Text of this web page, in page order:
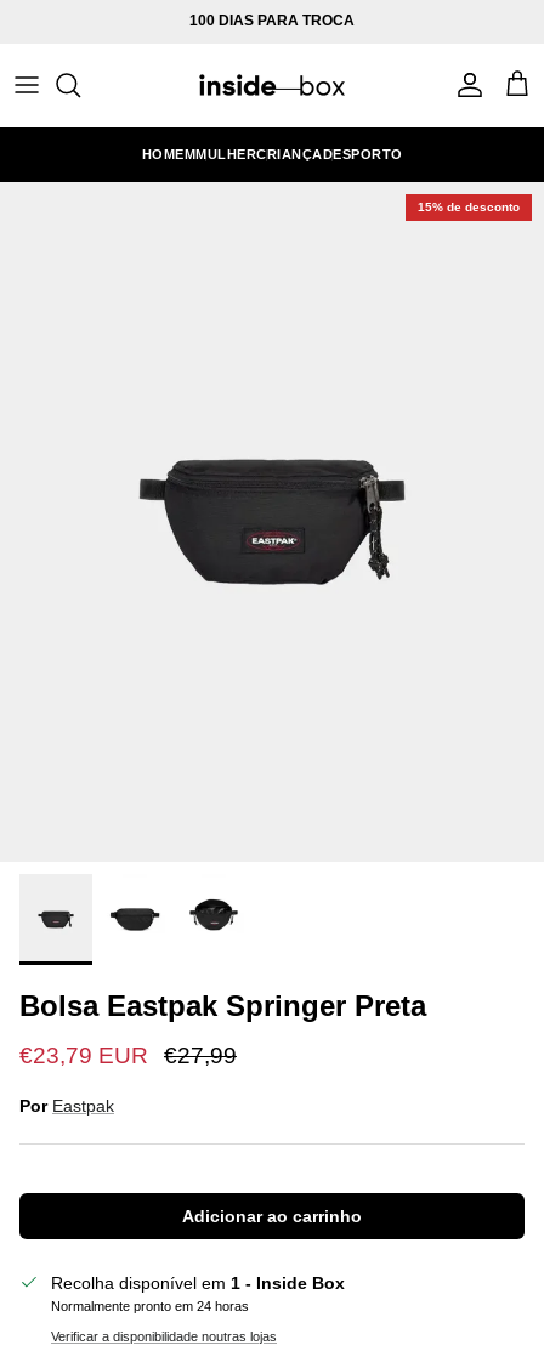
100 DIAS PARA TROCA
Conta
HOMEMMULHERCRIANÇADESPORTO
15% de desconto
Bolsa Eastpak Springer Preta
€23,79 EUR €27,99
Por Eastpak
Adicionar ao carrinho
Recolha disponível em 1 - Inside Box
Normalmente pronto em 24 horas
Verificar a disponibilidade noutras lojas